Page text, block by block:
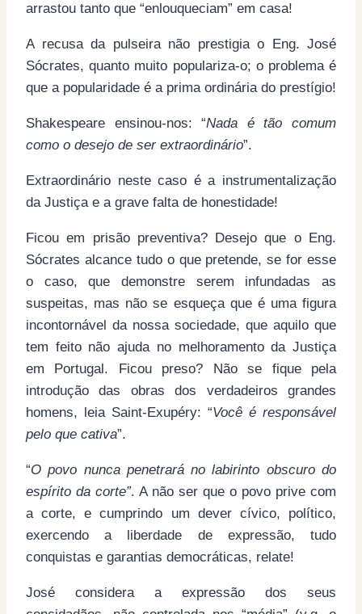
arrastou tanto que “enlouqueciam” em casa!
A recusa da pulseira não prestigia o Eng. José
Sócrates, quanto muito populariza-o; o problema é
que a popularidade é a prima ordinária do prestígio!
Shakespeare ensinou-nos: “Nada é tão comum
como o desejo de ser extraordinário”.
Extraordinário neste caso é a instrumentalização
da Justiça e a grave falta de honestidade!
Ficou em prisão preventiva? Desejo que o Eng.
Sócrates alcance tudo o que pretende, se for esse
o caso, que demonstre serem infundadas as
suspeitas, mas não se esqueça que é uma figura
incontornável da nossa sociedade, que aquilo que
tem feito não ajuda no melhoramento da Justiça
em Portugal. Ficou preso? Não se fique pela
introdução das obras dos verdadeiros grandes
homens, leia Saint-Exupéry: “Você é responsável
pelo que cativa”.
“O povo nunca penetrará no labirinto obscuro do
espírito da corte”. A não ser que o povo prive com
a corte, e cumprindo um dever cívico, político,
exercendo a liberdade de expressão, tudo
conquistas e garantias democráticas, relate!
José considera a expressão dos seus